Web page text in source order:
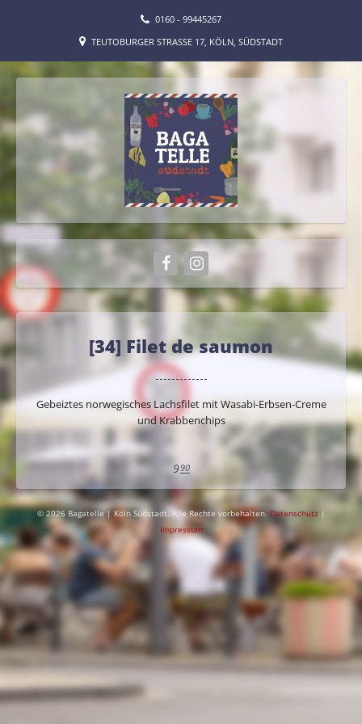
0160 - 99445267
TEUTOBURGER STRASSE 17, KÖLN, SÜDSTADT
[34] Filet de saumon
Gebeiztes norwegisches Lachsfilet mit Wasabi-Erbsen-Creme
und Krabbenchips
990
© 2026 Bagatelle | Köln Südstadt. Alle Rechte vorbehalten.Datenschutz |
Impressum